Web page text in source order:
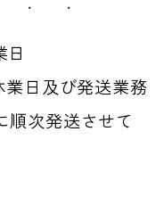
・ ・
日及び発送業務
順次発送させて